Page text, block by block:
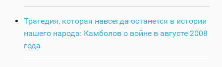
Трагедия, которая навсегда останется в истории
нашего народа: Камболов о войне в августе 2008
года